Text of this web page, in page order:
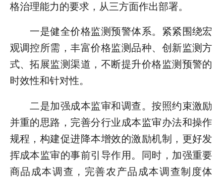
格治理能力的要求，从三方面作出部署。
一是健全价格监测预警体系。紧紧围绕宏
观调控所需，丰富价格监测品种、创新监测方
式、拓展监测渠道，不断提升价格监测预警的
时效性和针对性。
二是加强成本监审和调查。按照约束激励
并重的思路，完善分行业成本监审办法和操作
规程，构建促进降本增效的激励机制，更好发
挥成本监审的事前引导作用。同时，加强重要
商品成本调查，完善农产品成本调查制度体